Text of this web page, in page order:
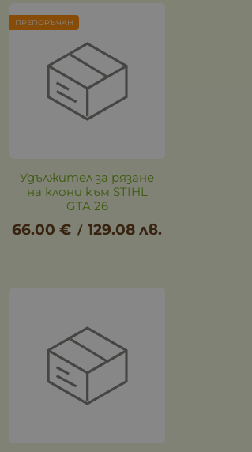
Удължител за рязане
на клони към STIHL
GTA 26
66.00 € / 129.08 лв.
ПРЕПОРЪЧАН